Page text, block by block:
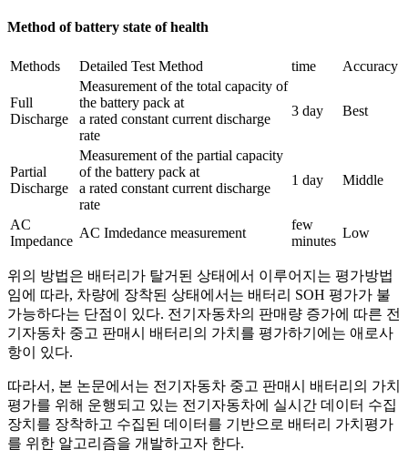
Method of battery state of health
Methods Detailed Test Method time Accuracy
Full
Discharge
Measurement of the total capacity of
the battery pack at
a rated constant current discharge
rate
3 day Best
Partial
Discharge
Measurement of the partial capacity
of the battery pack at
a rated constant current discharge
rate
1 day Middle
AC
Impedance
AC Imdedance measurement
few
minutes
Low
위의 방법은 배터리가 탈거된 상태에서 이루어지는 평가방법
임에 따라, 차량에 장착된 상태에서는 배터리 SOH 평가가 불
가능하다는 단점이 있다. 전기자동차의 판매량 증가에 따른 전
기자동차 중고 판매시 배터리의 가치를 평가하기에는 애로사
항이 있다.
따라서, 본 논문에서는 전기자동차 중고 판매시 배터리의 가치
평가를 위해 운행되고 있는 전기자동차에 실시간 데이터 수집
장치를 장착하고 수집된 데이터를 기반으로 배터리 가치평가
를 위한 알고리즘을 개발하고자 한다.